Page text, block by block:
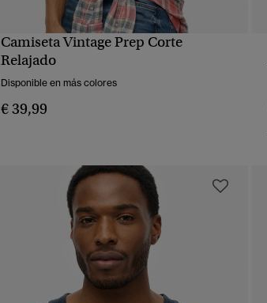
VISTA RÁPIDA
Camiseta Vintage Prep Corte
Relajado
Disponible en más colores
€ 39,99